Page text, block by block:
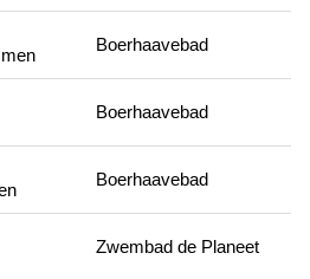
Boerhaavebad
Boerhaavebad
Boerhaavebad
Zwembad de Planeet